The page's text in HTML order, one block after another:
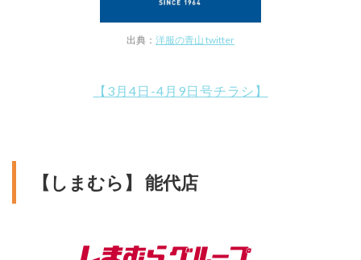
出典： 洋服の青山 twitter
【3月4日-4月9日号チラシ】
【しまむら】 能代店